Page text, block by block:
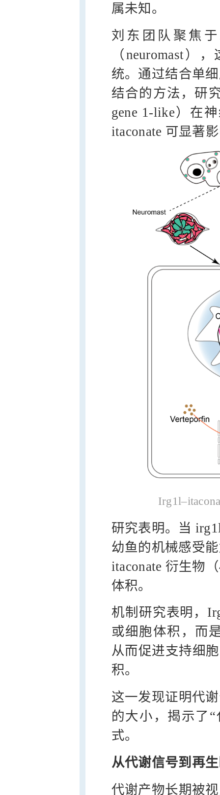
属未知。
刘东团队聚焦
（neuromast）
统。通过结合单
结合的方法，研
gene 1-like）在
itaconate 可显著
研究表明。当
幼鱼的机械感受
itaconate 衍生物
体积。
机制研究表明，
或细胞体积，而
从而促进支持细
积。
这一发现证明代
的大小，揭示了
式。
从代谢信号到再
代谢产物长期被